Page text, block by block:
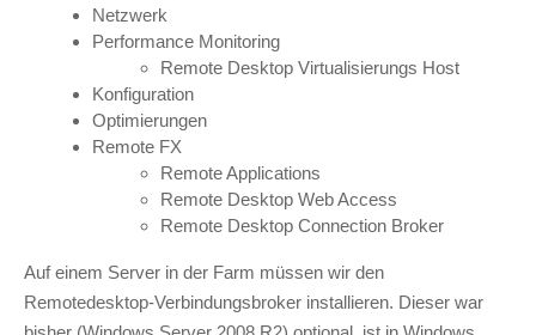
Netzwerk
Performance Monitoring
Remote Desktop Virtualisierungs Host
Konfiguration
Optimierungen
Remote FX
Remote Applications
Remote Desktop Web Access
Remote Desktop Connection Broker
Auf einem Server in der Farm müssen wir den
Remotedesktop-Verbindungsbroker installieren. Dieser war